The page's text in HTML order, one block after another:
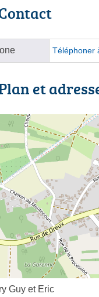
Téléphoner
et
Guy et Eric